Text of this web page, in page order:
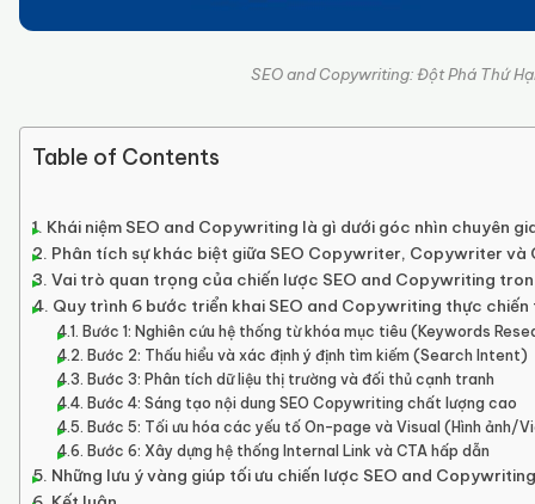
SEO and Copywriting: Đột Phá Thứ
Table of Contents
Khái niệm SEO and Copywriting là gì dưới góc nhìn chuyên
Phân tích sự khác biệt giữa SEO Copywriter, Copywriter và
Vai trò quan trọng của chiến lược SEO and Copywriting
Quy trình 6 bước triển khai SEO and Copywriting thực
Bước 1: Nghiên cứu hệ thống từ khóa mục tiêu (Keywords
Bước 2: Thấu hiểu và xác định ý định tìm kiếm (Search Intent)
Bước 3: Phân tích dữ liệu thị trường và đối thủ cạnh tranh
Bước 4: Sáng tạo nội dung SEO Copywriting chất lượng cao
Bước 5: Tối ưu hóa các yếu tố On-page và Visual (Hình ảnh/
Bước 6: Xây dựng hệ thống Internal Link và CTA hấp dẫn
Những lưu ý vàng giúp tối ưu chiến lược SEO and